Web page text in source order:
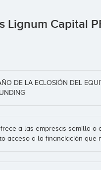
Jaime Ferré
Carlos Blanco
Coinversiones: 1
Eduardo Navarro
Coinversiones: 1
Lignum Capital
DE LA ECLOSIÓN DEL
a las empresas semilla o
acceso a la financiación que